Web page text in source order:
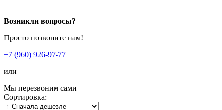
Возникли вопросы?
Просто позвоните нам!
+7 (960) 926-97-77
или
Мы перезвоним сами
Сортировка: